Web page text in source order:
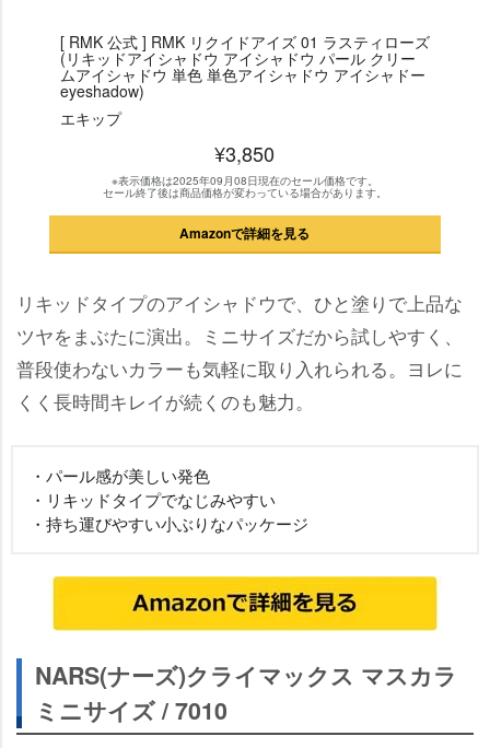
[ RMK 公式 ] RMK リクイドアイズ 01 ラスティローズ
(リキッドアイシャドウ アイシャドウ パール クリー
ムアイシャドウ 単色 単色アイシャドウ アイシャドー
eyeshadow)
エキップ
¥3,850
※表示価格は2025年09月08日現在のセール価格です。
セール終了後は商品価格が変わっている場合があります。
Amazonで詳細を見る
リキッドタイプのアイシャドウで、ひと塗りで上品な
ツヤをまぶたに演出。ミニサイズだから試しやすく、
普段使わないカラーも気軽に取り入れられる。ヨレに
くく長時間キレイが続くのも魅力。
・パール感が美しい発色
・リキッドタイプでなじみやすい
・持ち運びやすい小ぶりなパッケージ
NARS(ナーズ)クライマックス マスカラ
ミニサイズ / 7010